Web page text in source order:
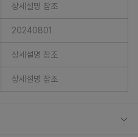
상세설명 참조
20240801
상세설명 참조
상세설명 참조